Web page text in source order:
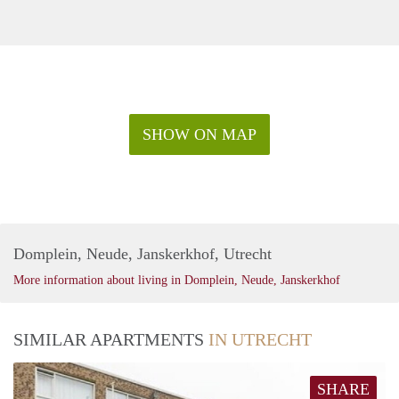
SHOW ON MAP
Domplein, Neude, Janskerkhof, Utrecht
More information about living in Domplein, Neude, Janskerkhof
SIMILAR APARTMENTS IN UTRECHT
SHARE